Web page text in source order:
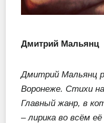
Дмитрий Мальянц
Дмитрий Мальянц
Воронеже. Стихи
Главный жанр, в
– лирика во всём её